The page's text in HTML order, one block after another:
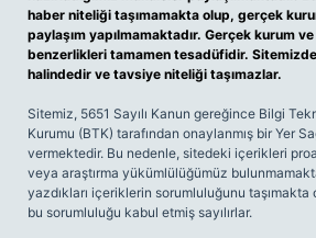
haber niteliği taşımamakta olup, gerçek
paylaşım yapılmamaktadır. Gerçek kurum
benzerlikleri tamamen tesadüfidir.
halindedir ve tavsiye niteliği taşımazlar.
Sitemiz, 5651 Sayılı Kanun gereğince Bilgi
Kurumu (BTK) tarafından onaylanmış bir Yer
vermektedir. Bu nedenle, sitedeki içerikleri
veya araştırma yükümlülüğümüz
yazdıkları içeriklerin sorumluluğunu
bu sorumluluğu kabul etmiş sayılırlar.